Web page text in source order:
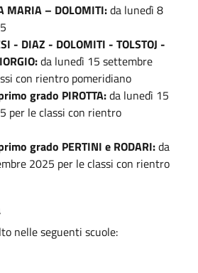
MARIA – DOLOMITI:da lunedì 8
- DIAZ - DOLOMITI - TOLSTOJ -
da lunedì 15 settembre
con rientro pomeridiano
grado PIROTTA:da lunedì 15
per le classi con rientro
grado PERTINI e RODARI:da
2025 per le classi con rientro
nelle seguenti scuole: